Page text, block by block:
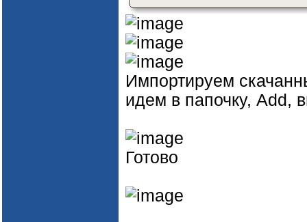
Импортируем
идем в папочку, Add,
Готово